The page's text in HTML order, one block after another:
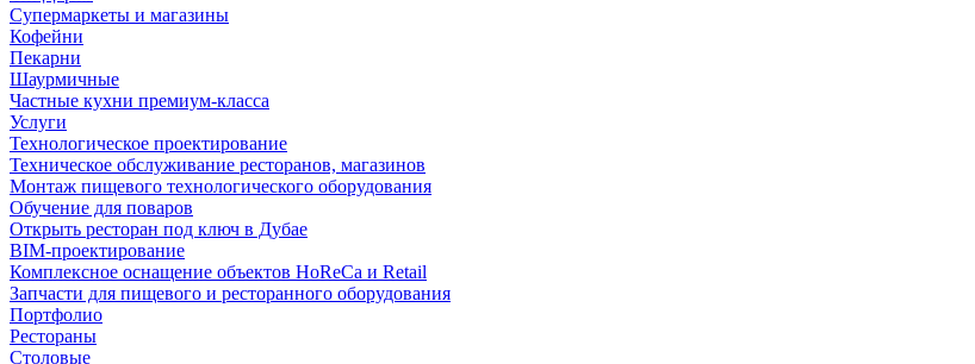
Супермаркеты и магазины
Кофейни
Пекарни
Шаурмичные
Частные кухни премиум-класса
Услуги
Технологическое проектирование
Техническое обслуживание ресторанов, магазинов
Монтаж пищевого технологического оборудования
Обучение для поваров
Открыть ресторан под ключ в Дубае
BIM-проектирование
Комплексное оснащение объектов HoReCa и Retail
Запчасти для пищевого и ресторанного оборудования
Портфолио
Рестораны
Столовые